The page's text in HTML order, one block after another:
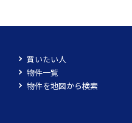
買いたい人
物件一覧
物件を地図から検索